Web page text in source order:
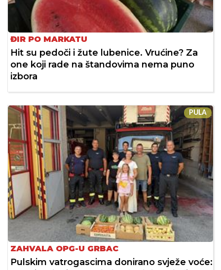
ĐIR PO MARKATU
Hit su pedoči i žute lubenice. Vrućine? Za
one koji rade na štandovima nema puno
izbora
PULA
ZAHVALA OPG-U GRBAC
Pulskim vatrogascima donirano svježe voće: